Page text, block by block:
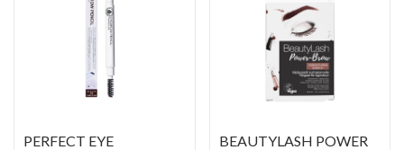
PERFECT EYE
BEAUTYLASH POWER